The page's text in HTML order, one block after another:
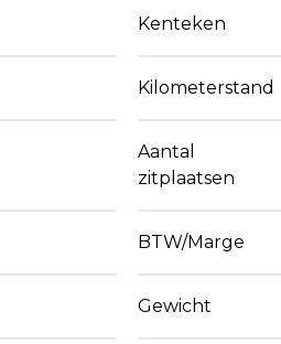
Kenteken
Kilometerstand
Aantal
zitplaatsen
BTW/Marge
Gewicht